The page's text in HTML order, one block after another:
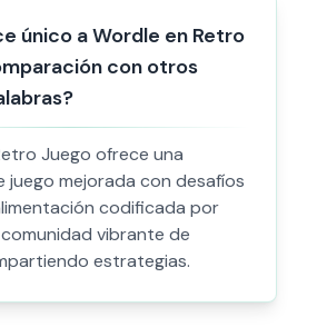
único a Wordle en Retro
con otros
Juego ofrece una
juego mejorada con desafíos
codificada por
vibrante de
estrategias.